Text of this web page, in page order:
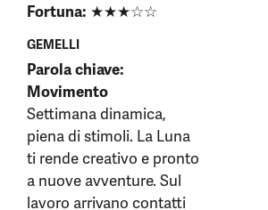
Fortuna: ★★★☆☆
GEMELLI
Parola chiave:
Movimento
Settimana dinamica,
piena di stimoli. La Luna
ti rende creativo e pronto
a nuove avventure. Sul
lavoro arrivano contatti